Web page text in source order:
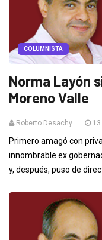
COLUMNISTA
Norma Layón
Moreno Valle
Roberto Desachy 13
Primero amagó con
innombrable ex
y, después, puso de